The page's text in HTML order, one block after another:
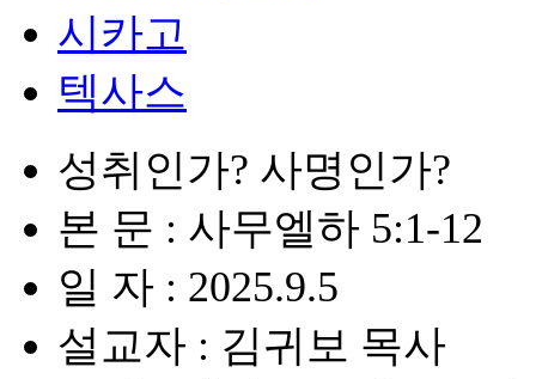
시카고
텍사스
성취인가? 사명인가?
본 문 : 사무엘하 5:1-12
일 자 : 2025.9.5
설교자 : 김귀보 목사